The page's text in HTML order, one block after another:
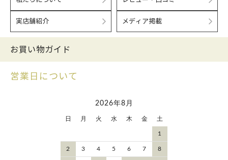
実店舗紹介 メディア掲載
お買い物ガイド
営業日について
2026年8月
日 月 火 水 木 金 土
1
2 3 4 5 6 7 8